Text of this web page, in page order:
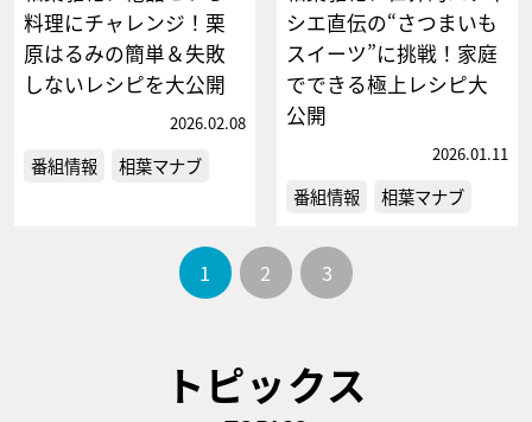
料理にチャレンジ！栗
原はるみの簡単＆失敗
しないレシピを大公開
2026.02.08
番組情報 相葉マナブ
シエ直伝の“さつまいも
スイーツ”に挑戦！家庭
でできる極上レシピ大
公開
2026.01.11
番組情報 相葉マナブ
1 2 3
トピックス